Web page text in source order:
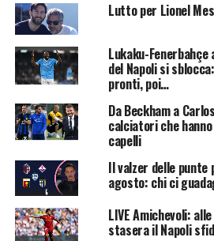
Lutto per Lionel
Lukaku-
del Napoli si
pronti, poi…
Da Beckham a
calciatori che
capelli
Il valzer delle punte
agosto: chi ci
LIVE Amichevoli:
stasera il Napoli